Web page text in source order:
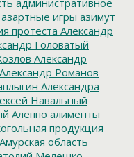
азартные игры азимут
протеста Александр
Головатый
Александр
Александр Романов
Александра
Навальный
Алеппо алименты
продукция
Амурская область